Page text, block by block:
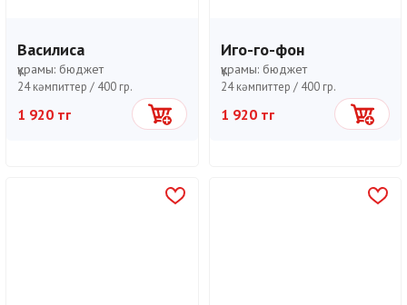
Василиса
құрамы: бюджет
24 кәмпиттер / 400 гр.
1 920 тг Себетке
Иго-го-фон
құрамы: бюджет
24 кәмпиттер / 400 гр.
1 920 тг Себетке